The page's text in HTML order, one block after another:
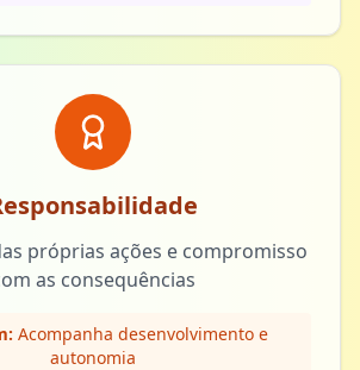
próprias ações e compromisso
as consequências
Acompanha desenvolvimento e
autonomia